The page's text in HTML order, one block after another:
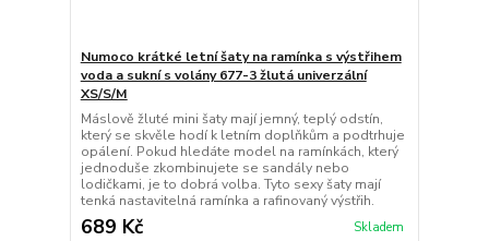
Numoco krátké letní šaty na ramínka s výstřihem
voda a sukní s volány 677-3 žlutá univerzální
XS/S/M
Máslově žluté mini šaty mají jemný, teplý odstín,
který se skvěle hodí k letním doplňkům a podtrhuje
opálení. Pokud hledáte model na ramínkách, který
jednoduše zkombinujete se sandály nebo
lodičkami, je to dobrá volba. Tyto sexy šaty mají
tenká nastavitelná ramínka a rafinovaný výstřih.
689 Kč Skladem